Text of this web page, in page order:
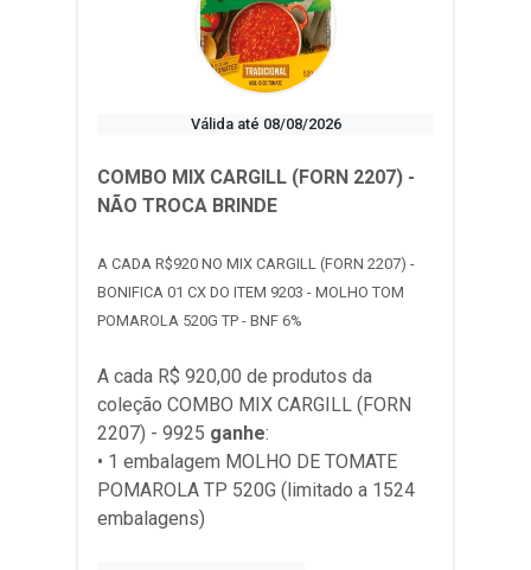
Válida até 08/08/2026
COMBO MIX CARGILL (FORN 2207) -
NÃO TROCA BRINDE
A CADA R$920 NO MIX CARGILL (FORN 2207) -
BONIFICA 01 CX DO ITEM 9203 - MOLHO TOM
POMAROLA 520G TP - BNF 6%
A cada R$ 920,00 de produtos da
coleção COMBO MIX CARGILL (FORN
2207) - 9925 ganhe:
• 1 embalagem MOLHO DE TOMATE
POMAROLA TP 520G (limitado a 1524
embalagens)